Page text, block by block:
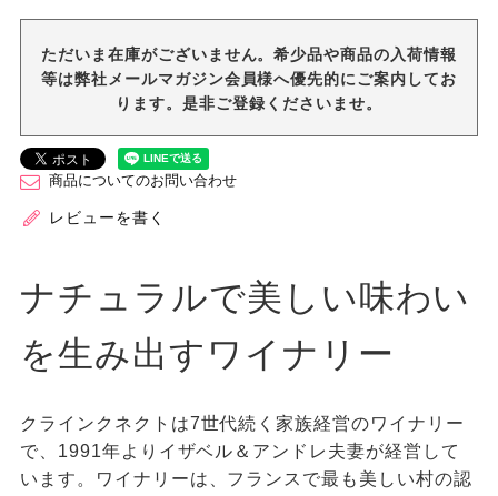
ただいま在庫がございません。希少品や商品の入荷情報
等は弊社メールマガジン会員様へ優先的にご案内してお
ります。是非ご登録くださいませ。
商品についてのお問い合わせ
レビューを書く
ナチュラルで美しい味わい
を生み出すワイナリー
クラインクネクトは7世代続く家族経営のワイナリー
で、1991年よりイザベル＆アンドレ夫妻が経営して
います。ワイナリーは、フランスで最も美しい村の認